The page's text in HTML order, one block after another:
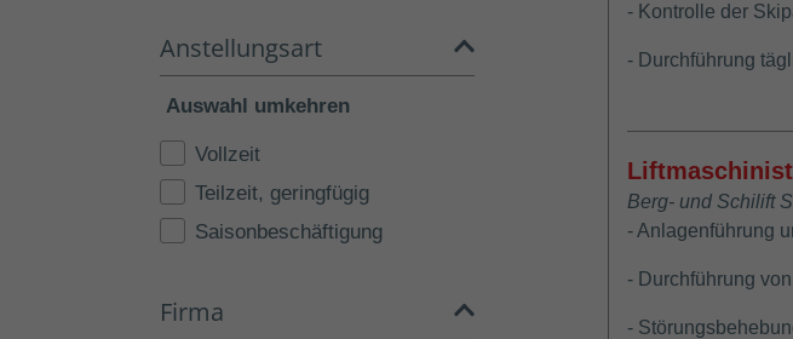
Anstellungsart
Auswahl umkehren
Vollzeit
Teilzeit, geringfügig
Saisonbeschäftigung
Firma
- Kontrolle der
- Durchführung
Berg- und Schilift
- Anlagenführung
- Durchführung
-